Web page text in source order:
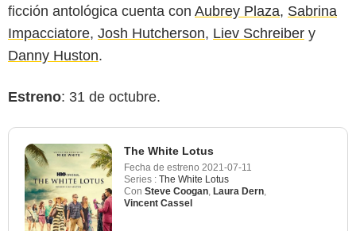
ficción antológica cuenta con Aubrey Plaza, Sabrina
Impacciatore, Josh Hutcherson, Liev Schreiber y
Danny Huston.
Estreno: 31 de octubre.
The White Lotus
Fecha de estreno 2021-07-11
Series : The White Lotus
Con Steve Coogan, Laura Dern,
Vincent Cassel